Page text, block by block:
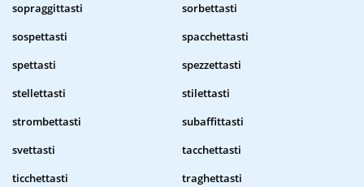
sopraggittasti
sorbettasti
sospettasti
spacchettasti
spettasti
spezzettasti
stellettasti
stilettasti
strombettasti
subaffittasti
svettasti
tacchettasti
ticchettasti
traghettasti